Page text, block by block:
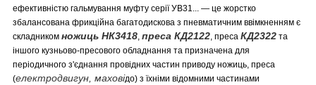
ефективністю гальмування муфту серії УВ31... — це жорстко
збалансована фрикційна багатодискова з пневматичним ввімкненням є
складником ножиць НК3418 преса КД2122 , преса КД2322 та
іншого кузньово-пресового обладнання та призначена для
періодичного з'єднання провідних частин приводу ножиць, преса
(електродвигун, маховідо) з їхніми відомними частинами